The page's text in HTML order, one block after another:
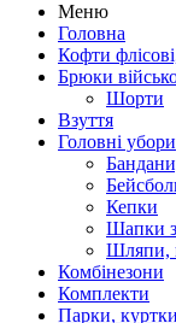
Меню
Головна
Кофти
Брюки
Шорти
Взуття
Головні убори
Кепки
Шапки
Шляпи,
Комбінезони
Комплекти
Парки,